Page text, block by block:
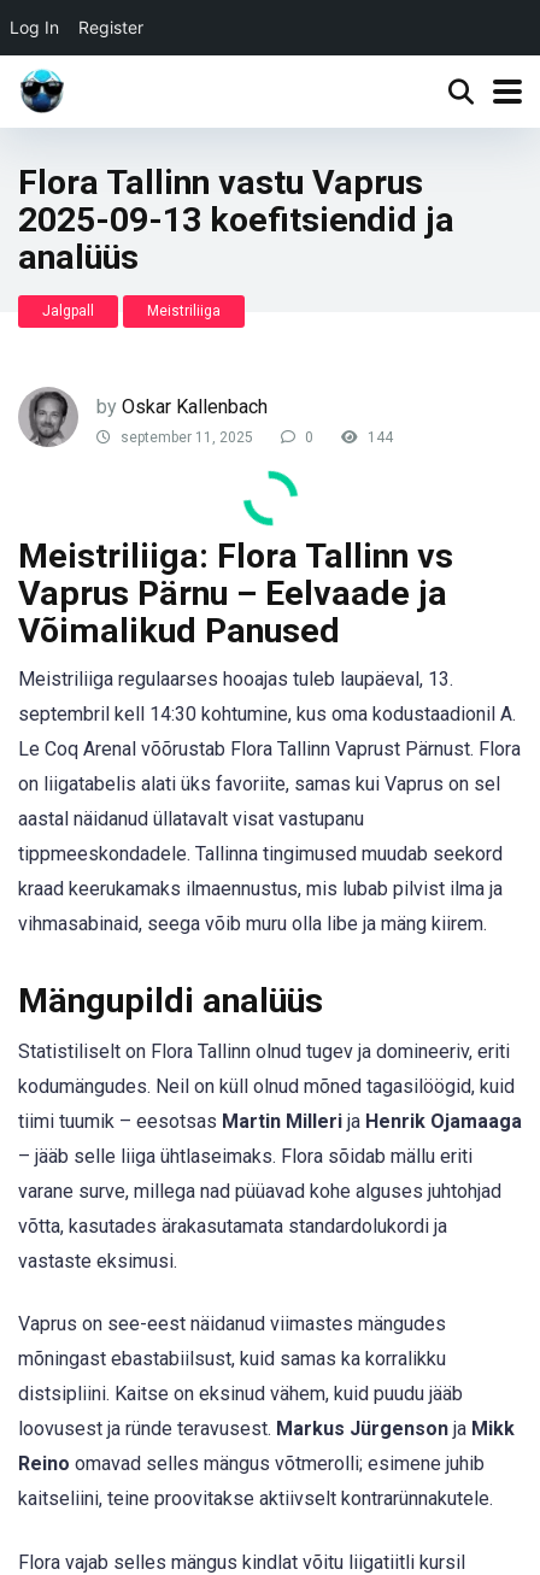
Log In Register
Flora Tallinn vastu Vaprus
2025-09-13 koefitsiendid ja
analüüs
Jalgpall Meistriliiga
by Oskar Kallenbach
september 11, 2025 0 144
Meistriliiga: Flora Tallinn vs
Vaprus Pärnu – Eelvaade ja
Võimalikud Panused
Meistriliiga regulaarses hooajas tuleb laupäeval, 13.
septembril kell 14:30 kohtumine, kus oma kodustaadionil A.
Le Coq Arenal võõrustab Flora Tallinn Vaprust Pärnust. Flora
on liigatabelis alati üks favoriite, samas kui Vaprus on sel
aastal näidanud üllatavalt visat vastupanu
tippmeeskondadele. Tallinna tingimused muudab seekord
kraad keerukamaks ilmaennustus, mis lubab pilvist ilma ja
vihmasabinaid, seega võib muru olla libe ja mäng kiirem.
Mängupildi analüüs
Statistiliselt on Flora Tallinn olnud tugev ja domineeriv, eriti
kodumängudes. Neil on küll olnud mõned tagasilöögid, kuid
tiimi tuumik – eesotsas Martin Milleri ja Henrik Ojamaaga
– jääb selle liiga ühtlaseimaks. Flora sõidab mällu eriti
varane surve, millega nad püüavad kohe alguses juhtohjad
võtta, kasutades ärakasutamata standardolukordi ja
vastaste eksimusi.
Vaprus on see-eest näidanud viimastes mängudes
mõningast ebastabiilsust, kuid samas ka korralikku
distsipliini. Kaitse on eksinud vähem, kuid puudu jääb
loovusest ja ründe teravusest. Markus Jürgenson ja Mikk
Reino omavad selles mängus võtmerolli; esimene juhib
kaitseliini, teine proovitakse aktiivselt kontrarünnakutele.
Flora vajab selles mängus kindlat võitu liigatiitli kursil